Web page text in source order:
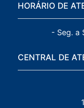
HORÁRIO DE
- Seg. a
CENTRAL DE